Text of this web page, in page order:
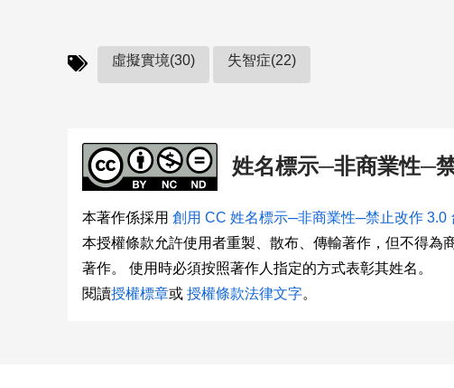
虛擬實境(30) 失智症(22)
姓名標示─非商業性─
本著作係採用 創用 CC 姓名標示─非商業性─禁止改作 3.0
本授權條款允許使用者重製、散布、傳輸著作，但不得為
著作。 使用時必須按照著作人指定的方式表彰其姓名。
閱讀授權標章或 授權條款法律文字。